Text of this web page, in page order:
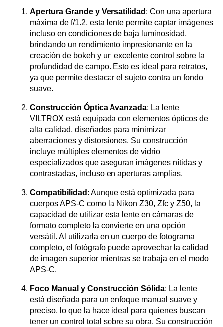
Apertura Grande y Versatilidad : Con una apertura
máxima de f/1.2, esta lente permite captar imágenes
incluso en condiciones de baja luminosidad,
brindando un rendimiento impresionante en la
creación de bokeh y un excelente control sobre la
profundidad de campo. Esto es ideal para retratos,
ya que permite destacar el sujeto contra un fondo
suave.
Construcción Óptica Avanzada: La lente
VILTROX está equipada con elementos ópticos de
alta calidad, diseñados para minimizar
aberraciones y distorsiones. Su construcción
incluye múltiples elementos de vidrio
especializados que aseguran imágenes nítidas y
contrastadas, incluso en aperturas amplias.
Compatibilidad : Aunque está optimizada para
cuerpos APS-C como la Nikon Z30, Zfc y Z50, la
capacidad de utilizar esta lente en cámaras de
formato completo la convierte en una opción
versátil. Al utilizarla en un cuerpo de fotograma
completo, el fotógrafo puede aprovechar la calidad
de imagen superior mientras se trabaja en el modo
APS-C.
Foco Manual y Construcción Sólida: La lente
está diseñada para un enfoque manual suave y
preciso, lo que la hace ideal para quienes buscan
tener un control total sobre su obra. Su construcción